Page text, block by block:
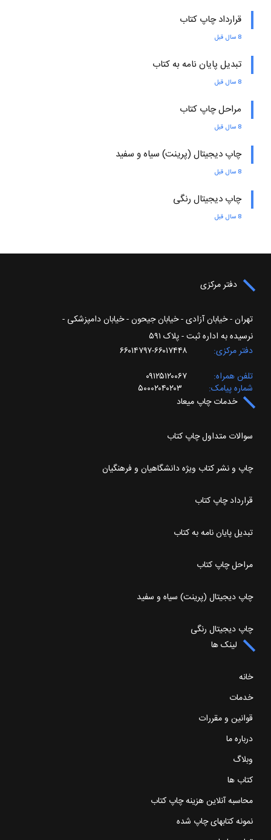
قرارداد چاپ کتاب
8 سال قبل
تبدیل پایان نامه به کتاب
8 سال قبل
مراحل چاپ کتاب
8 سال قبل
چاپ دیجیتال (پرینت) سیاه و سفید
8 سال قبل
چاپ دیجیتال رنگی
8 سال قبل
دفتر مرکزی
تهران - خیابان آزادی - خیابان جیحون - خیابان دامپزشکی -
نرسیده به اداره ثبت - پلاک ۵۹۱
دفتر مرکزی
۶۶۰۱۷۴۴۸-۶۶۰۱۴۷۹۷
تلفن همراه
۰۹۱۲۵۱۲۰۰۶۷
شماره پیامک
۵۰۰۰۲۰۴۰۲۰۳
خدمات چاپ میعاد
سوالات متداول چاپ کتاب
چاپ و نشر کتاب ویژه دانشگاهیان و فرهنگیان
قرارداد چاپ کتاب
تبدیل پایان نامه به کتاب
مراحل چاپ کتاب
چاپ دیجیتال (پرینت) سیاه و سفید
چاپ دیجیتال رنگی
لینک ها
خانه
خدمات
قوانین و مقررات
درباره ما
وبلاگ
کتاب ها
محاسبه آنلاین هزینه چاپ کتاب
نمونه کتابهای چاپ شده